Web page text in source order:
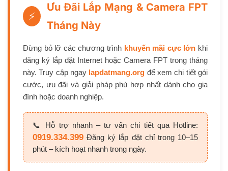
⚡
Ưu Đãi Lắp Mạng & Camera FPT
Tháng Này
Đừng bỏ lỡ các chương trình khuyến mãi cực lớn khi
đăng ký lắp đặt Internet hoặc Camera FPT trong tháng
này. Truy cập ngay lapdatmang.org để xem chi tiết gói
cước, ưu đãi và giải pháp phù hợp nhất dành cho gia
đình hoặc doanh nghiệp.
📞 Hỗ trợ nhanh – tư vấn chi tiết qua Hotline:
0919.334.399 Đăng ký lắp đặt chỉ trong 10–15
phút – kích hoạt nhanh trong ngày.